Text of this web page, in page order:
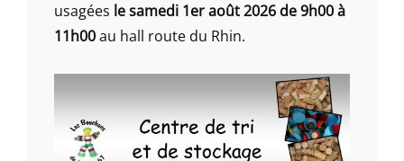
usagées le samedi 1er août 2026 de 9h00 à
11h00au hall route du Rhin.